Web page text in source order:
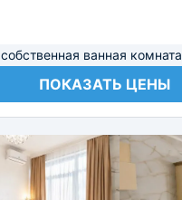
собственная ванная комната
ПОКАЗАТЬ ЦЕНЫ